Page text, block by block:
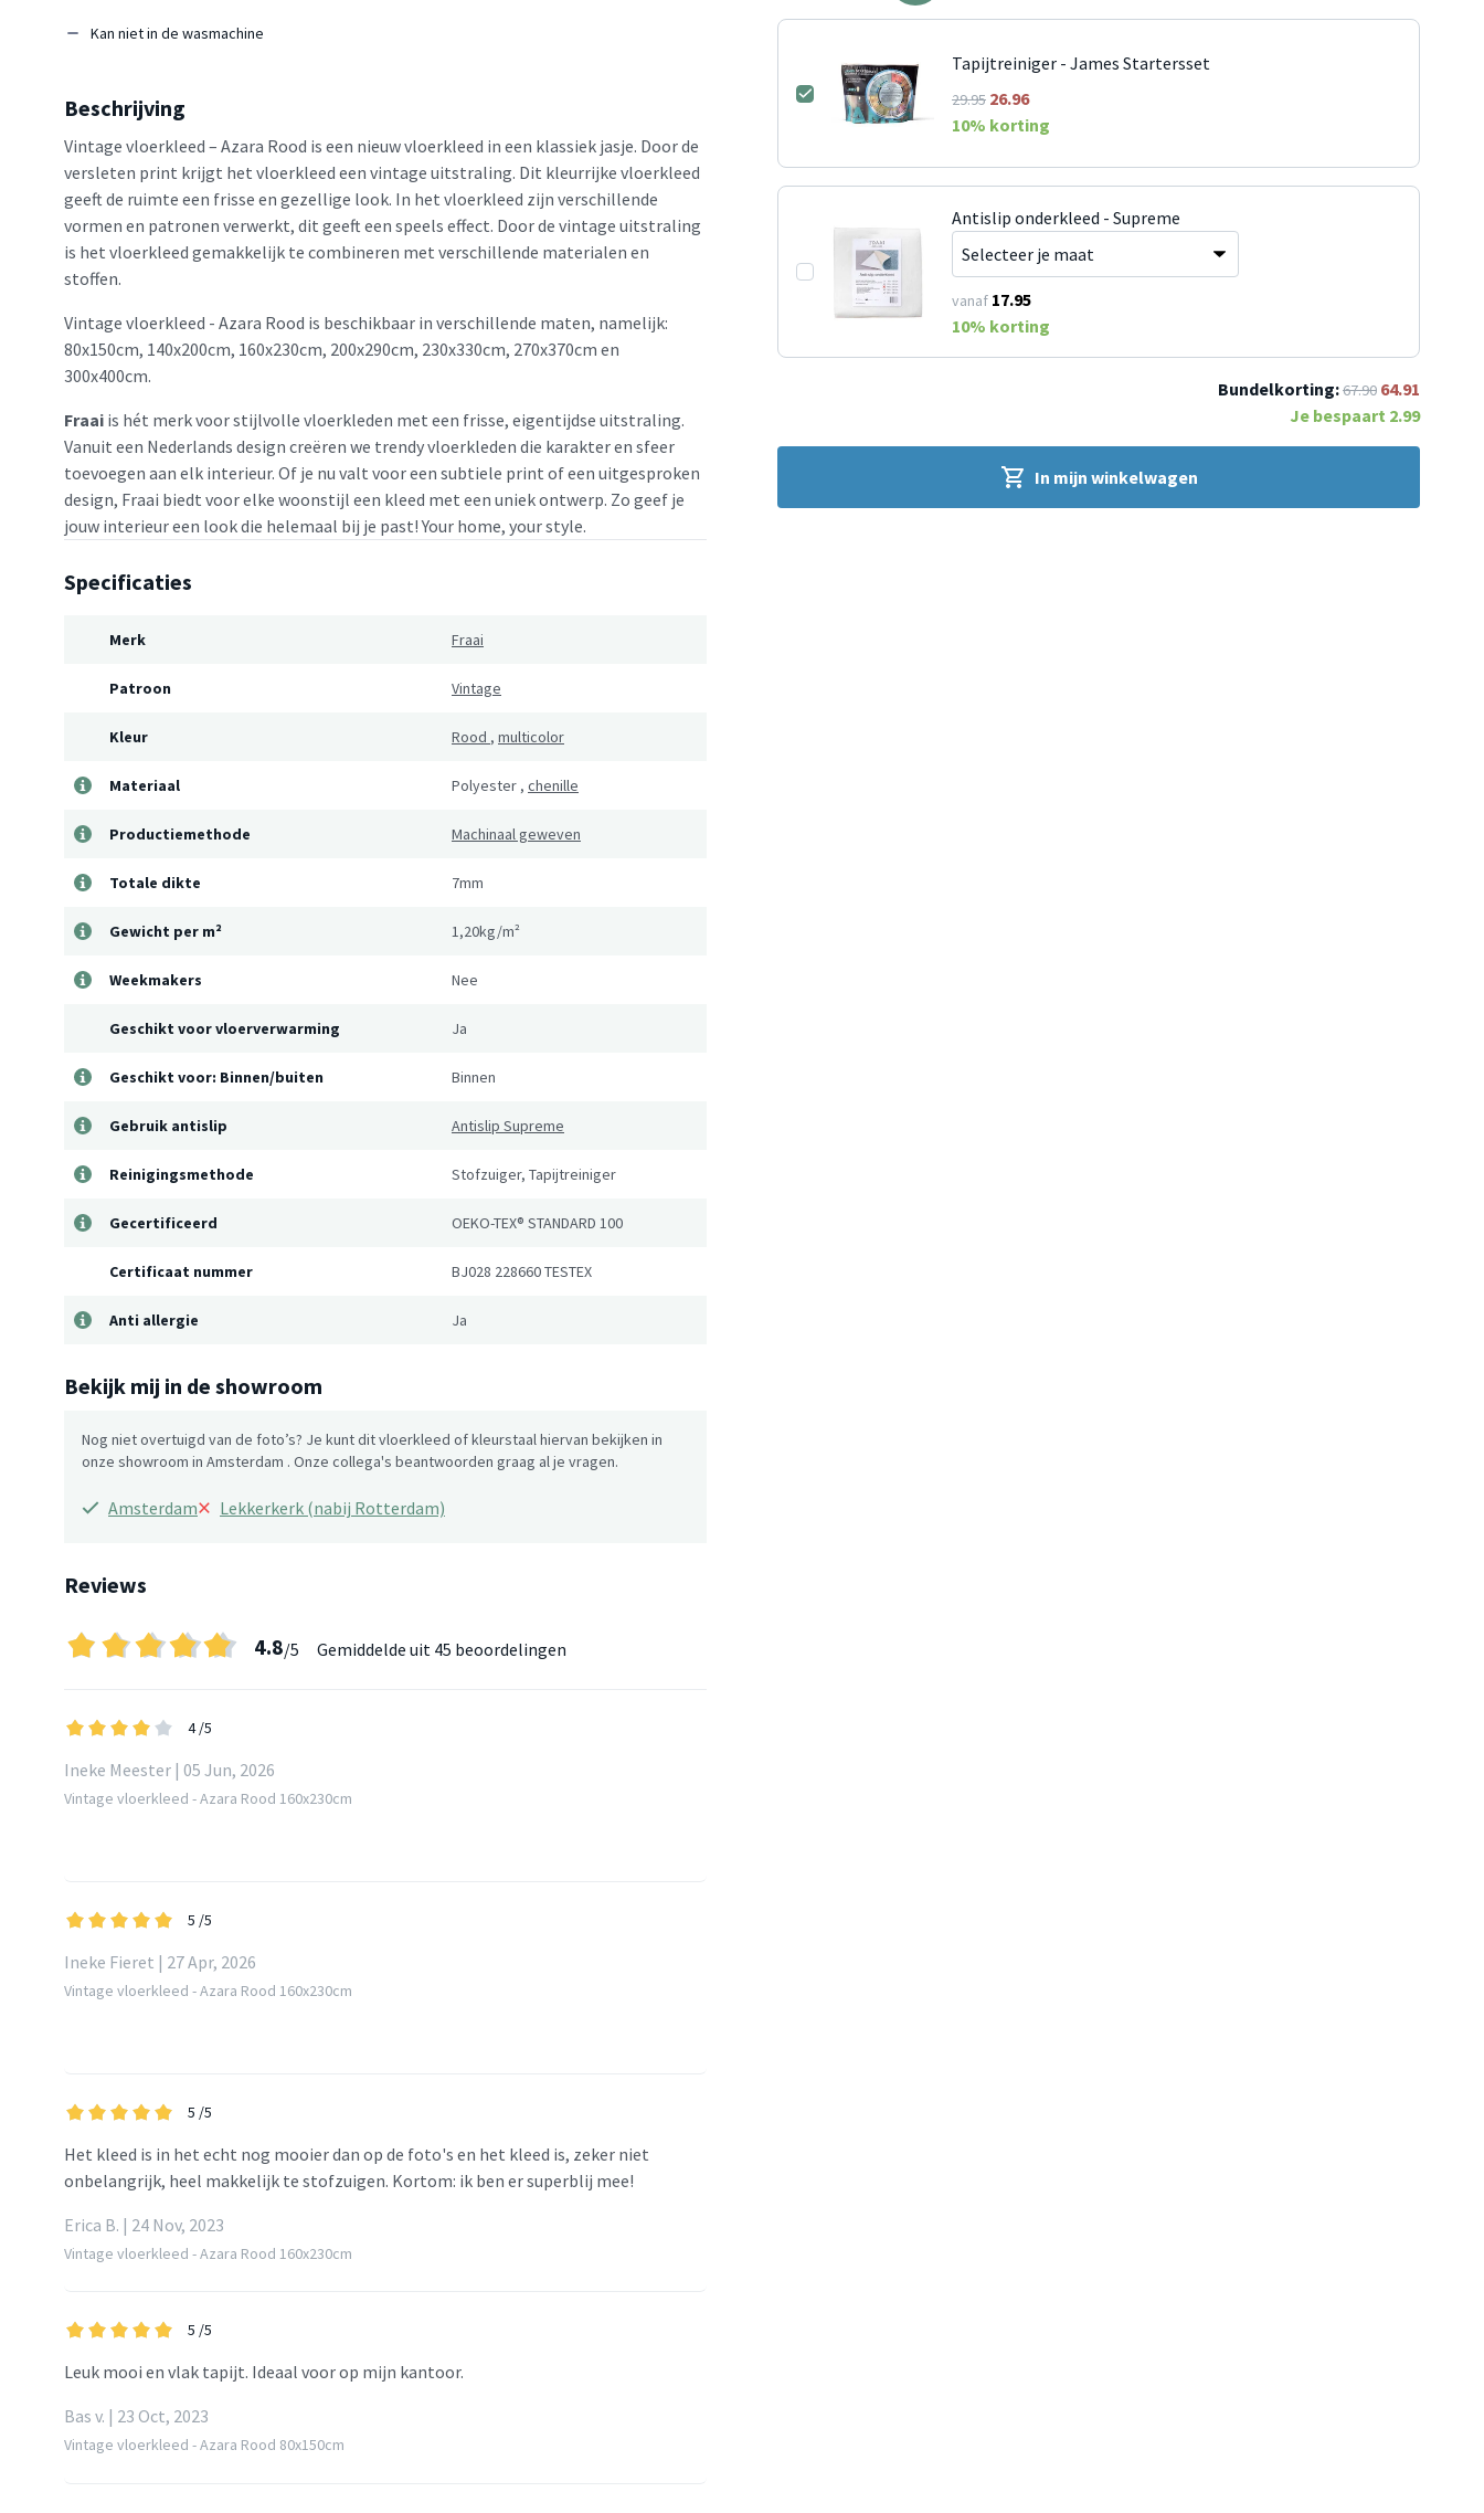
Kan niet in de wasmachine
Beschrijving
Vintage vloerkleed – Azara Rood is een nieuw vloerkleed in een klassiek jasje. Door de
versleten print krijgt het vloerkleed een vintage uitstraling. Dit kleurrijke vloerkleed
geeft de ruimte een frisse en gezellige look. In het vloerkleed zijn verschillende
vormen en patronen verwerkt, dit geeft een speels effect. Door de vintage uitstraling
is het vloerkleed gemakkelijk te combineren met verschillende materialen en
stoffen.
Vintage vloerkleed - Azara Rood is beschikbaar in verschillende maten, namelijk:
80x150cm, 140x200cm, 160x230cm, 200x290cm, 230x330cm, 270x370cm en
300x400cm.
Fraai is hét merk voor stijlvolle vloerkleden met een frisse, eigentijdse uitstraling.
Vanuit een Nederlands design creëren we trendy vloerkleden die karakter en sfeer
toevoegen aan elk interieur. Of je nu valt voor een subtiele print of een uitgesproken
design, Fraai biedt voor elke woonstijl een kleed met een uniek ontwerp. Zo geef je
jouw interieur een look die helemaal bij je past! Your home, your style.
Specificaties
Merk Fraai
Patroon Vintage
Kleur Rood , multicolor
Materiaal Polyester , chenille
Productiemethode Machinaal geweven
Totale dikte 7mm
Gewicht per m² 1,20kg/m²
Weekmakers Nee
Geschikt voor vloerverwarming Ja
Geschikt voor: Binnen/buiten Binnen
Gebruik antislip Antislip Supreme
Reinigingsmethode Stofzuiger, Tapijtreiniger
Gecertificeerd OEKO-TEX® STANDARD 100
Certificaat nummer BJ028 228660 TESTEX
Anti allergie Ja
Bekijk mij in de showroom
Nog niet overtuigd van de foto’s? Je kunt dit vloerkleed of kleurstaal hiervan bekijken in
onze showroom in Amsterdam . Onze collega's beantwoorden graag al je vragen.
Amsterdam× Lekkerkerk (nabij Rotterdam)
Reviews
4.8/5 Gemiddelde uit 45 beoordelingen
4 /5
Ineke Meester | 05 Jun, 2026
Vintage vloerkleed - Azara Rood 160x230cm
5 /5
Ineke Fieret | 27 Apr, 2026
Vintage vloerkleed - Azara Rood 160x230cm
5 /5
Het kleed is in het echt nog mooier dan op de foto's en het kleed is, zeker niet
onbelangrijk, heel makkelijk te stofzuigen. Kortom: ik ben er superblij mee!
Erica B. | 24 Nov, 2023
Vintage vloerkleed - Azara Rood 160x230cm
5 /5
Leuk mooi en vlak tapijt. Ideaal voor op mijn kantoor.
Bas v. | 23 Oct, 2023
Vintage vloerkleed - Azara Rood 80x150cm
Tapijtreiniger - James Startersset
29.95 26.96
10% korting
Antislip onderkleed - Supreme
vanaf 17.95
10% korting
Bundelkorting:67.90 64.91
Je bespaart 2.99
In mijn winkelwagen